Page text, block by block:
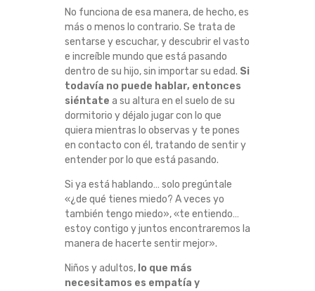
No funciona de esa manera, de hecho, es
más o menos lo contrario. Se trata de
sentarse y escuchar, y descubrir el vasto
e increíble mundo que está pasando
dentro de su hijo, sin importar su edad. Si
todavía no puede hablar, entonces
siéntate a su altura en el suelo de su
dormitorio y déjalo jugar con lo que
quiera mientras lo observas y te pones
en contacto con él, tratando de sentir y
entender por lo que está pasando.
Si ya está hablando… solo pregúntale
«¿de qué tienes miedo? A veces yo
también tengo miedo», «te entiendo…
estoy contigo y juntos encontraremos la
manera de hacerte sentir mejor».
Niños y adultos, lo que más
necesitamos es empatía y